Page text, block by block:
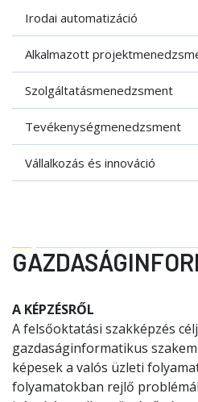
Irodai automatizáció
Alkalmazott
Szolgáltatásmenedzsment
Tevékenységmenedzsment
Vállalkozás és innováció
A KÉPZÉSRŐL
A felsőoktatási szakképzés
gazdaságinformatikus
képesek a valós üzleti
folyamatokban rejlő